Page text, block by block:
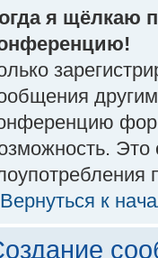
я щёлкаю
Это
Вернуться к